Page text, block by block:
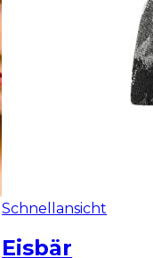
Schnellansicht
Eisbär